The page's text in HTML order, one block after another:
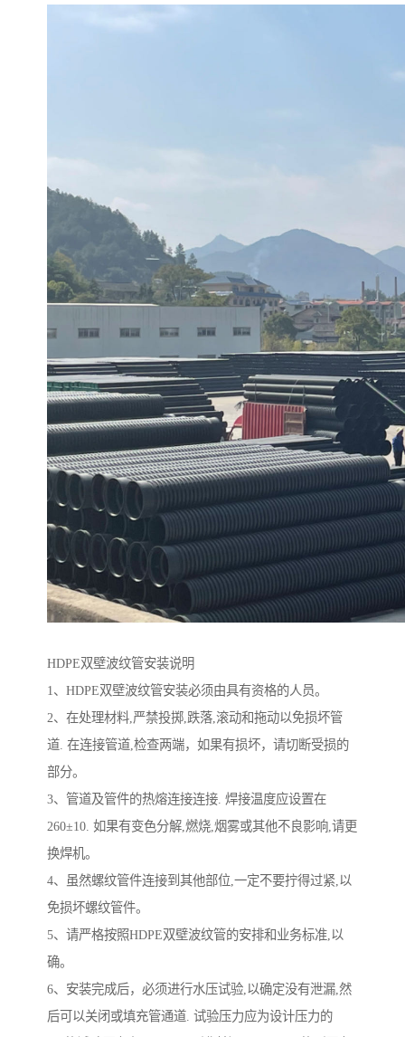
HDPE双壁波纹管安装说明
1、HDPE双壁波纹管安装必须由具有资格的人员。
2、在处理材料,严禁投掷,跌落,滚动和拖动以免损坏管
道. 在连接管道,检查两端，如果有损坏，请切断受损的
部分。
3、管道及管件的热熔连接连接. 焊接温度应设置在
260±10. 如果有变色分解,燃烧,烟雾或其他不良影响,请更
换焊机。
4、虽然螺纹管件连接到其他部位,一定不要拧得过紧,以
免损坏螺纹管件。
5、请严格按照HDPE双壁波纹管的安排和业务标准,以
确。
6、安装完成后，必须进行水压试验,以确定没有泄漏,然
后可以关闭或填充管通道. 试验压力应为设计压力的